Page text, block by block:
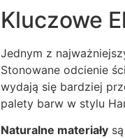
Kluczowe
Jednym z
Stonowane odcienie
wydają się bardziej
palety barw w stylu
Naturalne materiały